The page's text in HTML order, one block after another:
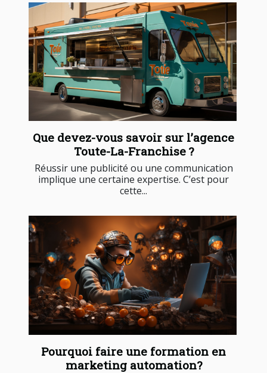
Que devez-vous savoir sur l’agence
Toute-La-Franchise ?
Réussir une publicité ou une communication
implique une certaine expertise. C’est pour
cette...
Pourquoi faire une formation en
marketing automation?